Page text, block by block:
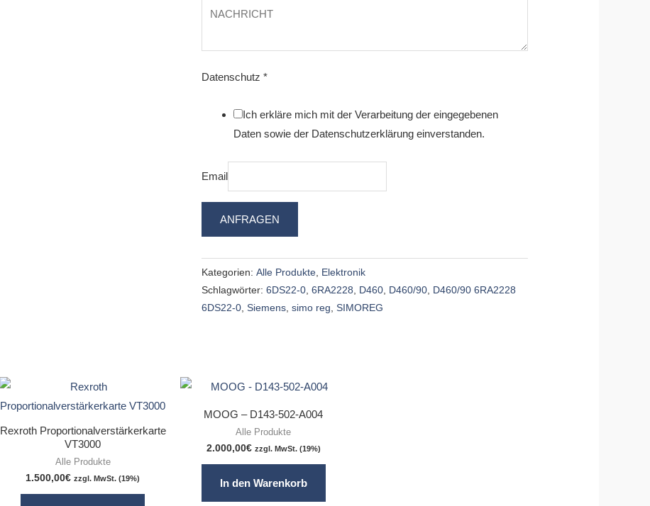
Datenschutz *
Ich erkläre mich mit der Verarbeitung der eingegebenen
Daten sowie der Datenschutzerklärung einverstanden.
Email
ANFRAGEN
Kategorien: Alle Produkte Elektronik
Schlagwörter: 6DS22-0 6RA2228 D460 D460/90 D460/90 6RA2228
6DS22-0 Siemens simo reg SIMOREG
Rexroth Proportionalverstärkerkarte
VT3000
Alle Produkte
1.500,00€ zzgl. MwSt. (19%)
MOOG – D143-502-A004
Alle Produkte
2.000,00€ zzgl. MwSt. (19%)
In den Warenkorb